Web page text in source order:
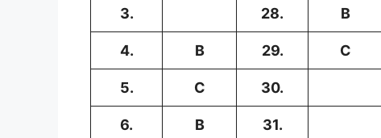
3. 28. B
4. B 29. C
5. C 30.
6. B 31.